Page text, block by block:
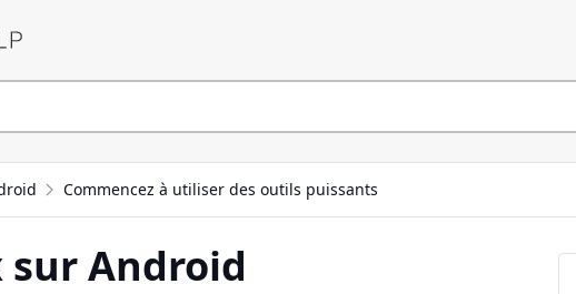
Commencez à utiliser des outils puissants
sur Android